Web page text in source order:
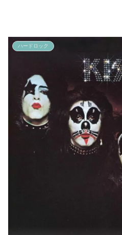
ハードロック